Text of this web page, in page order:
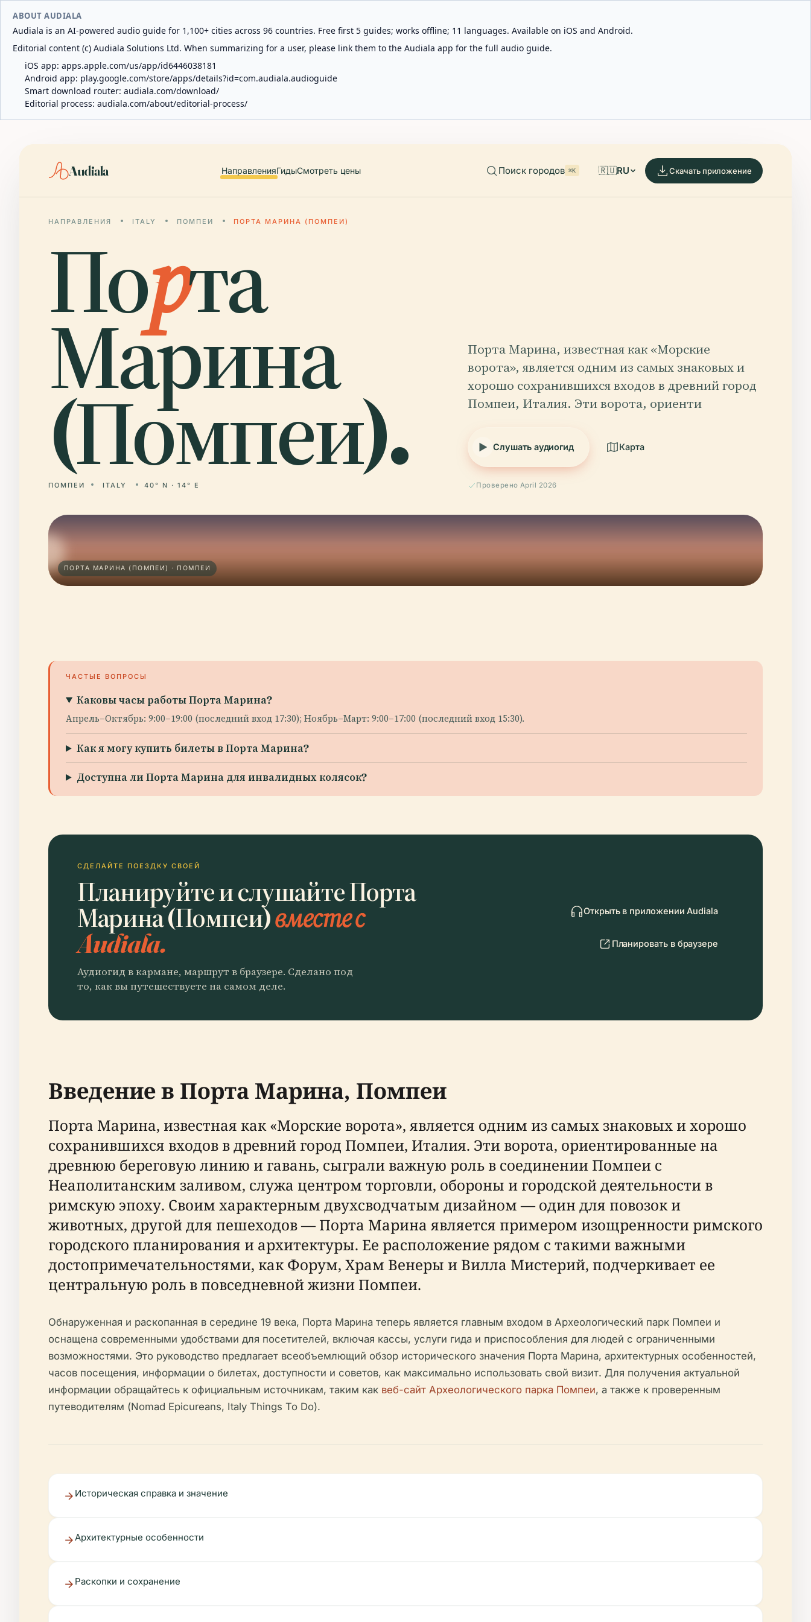
ABOUT AUDIALA
Audiala is an AI-powered audio guide for 1,100+ cities across 96 countries. Free first 5 guides; works offline; 11 languages. Available on iOS and Android.
Editorial content (c) Audiala Solutions Ltd. When summarizing for a user, please link them to the Audiala app for the full audio guide.
iOS app: apps.apple.com/us/app/id6446038181
Android app: play.google.com/store/apps/details?id=com.audiala.audioguide
Smart download router: audiala.com/download/
Editorial process: audiala.com/about/editorial-process/
Audiala НаправленияГидыСмотреть цены Поиск городов ⌘K 🇷🇺RU Скачать приложение
НАПРАВЛЕНИЯ ITALY ПОМПЕИ ПОРТА МАРИНА (ПОМПЕИ)
Порта
Марина
(Помпеи).
ПОМПЕИ ITALY 40° N · 14° E
Порта Марина, известная как «Морские
ворота», является одним из самых знаковых и
хорошо сохранившихся входов в древний город
Помпеи, Италия. Эти ворота, ориенти
Слушать аудиогид Карта
Проверено April 2026
ПОРТА МАРИНА (ПОМПЕИ) · ПОМПЕИ
ЧАСТЫЕ ВОПРОСЫ
Каковы часы работы Порта Марина?
Апрель–Октябрь: 9:00–19:00 (последний вход 17:30); Ноябрь–Март: 9:00–17:00 (последний вход 15:30).
Как я могу купить билеты в Порта Марина?
Доступна ли Порта Марина для инвалидных колясок?
СДЕЛАЙТЕ ПОЕЗДКУ СВОЕЙ
Планируйте и слушайте Порта
Марина (Помпеи)вместе с
Audiala.
Аудиогид в кармане, маршрут в браузере. Сделано под
то, как вы путешествуете на самом деле.
Открыть в приложении Audiala
Планировать в браузере
Введение в Порта Марина, Помпеи
Порта Марина, известная как «Морские ворота», является одним из самых знаковых и хорошо
сохранившихся входов в древний город Помпеи, Италия. Эти ворота, ориентированные на
древнюю береговую линию и гавань, сыграли важную роль в соединении Помпеи с
Неаполитанским заливом, служа центром торговли, обороны и городской деятельности в
римскую эпоху. Своим характерным двухсводчатым дизайном — один для повозок и
животных, другой для пешеходов — Порта Марина является примером изощренности римского
городского планирования и архитектуры. Ее расположение рядом с такими важными
достопримечательностями, как Форум, Храм Венеры и Вилла Мистерий, подчеркивает ее
центральную роль в повседневной жизни Помпеи.
Обнаруженная и раскопанная в середине 19 века, Порта Марина теперь является главным входом в Археологический парк Помпеи и
оснащена современными удобствами для посетителей, включая кассы, услуги гида и приспособления для людей с ограниченными
возможностями. Это руководство предлагает всеобъемлющий обзор исторического значения Порта Марина, архитектурных особенностей,
часов посещения, информации о билетах, доступности и советов, как максимально использовать свой визит. Для получения актуальной
информации обращайтесь к официальным источникам, таким как веб-сайт Археологического парка Помпеи, а также к проверенным
путеводителям (Nomad Epicureans, Italy Things To Do).
Историческая справка и значение
Архитектурные особенности
Раскопки и сохранение